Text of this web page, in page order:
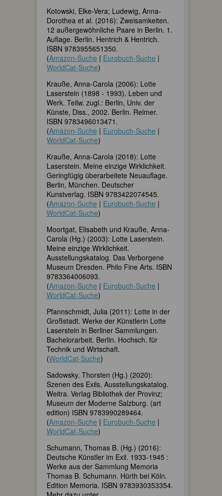
Kotowski, Elke-Vera; Ludewig, Anna-
Dorothea et al. (2016): Zweisamkeiten.
12 außergewöhnliche Paare in Berlin. 1.
Auflage. Berlin. Hentrich & Hentrich.
ISBN 9783955651350.
(Amazon-Suche | Eurobuch-Suche |
WorldCat-Suche)
Krauße, Anna-Carola (2006): Lotte
Laserstein (1898 - 1993). Leben und
Werk. Teilw. zugl.: Berlin, Univ. der
Künste, Diss., 2002. Berlin. Reimer.
ISBN 9783496013471.
(Amazon-Suche | Eurobuch-Suche |
WorldCat-Suche)
Krauße, Anna-Carola (2018): Lotte
Laserstein. Meine einzige Wirklichkeit.
Geringfügig überarbeitete Neuauflage.
Berlin, München. Deutscher
Kunstverlag. ISBN 9783422074545.
(Amazon-Suche | Eurobuch-Suche |
WorldCat-Suche)
Moortgat, Elisabeth und Krauße, Anna-
Carola (Hg.) (2003): Lotte Laserstein.
Meine einzige Wirklichkeit.
Ausstellungskatalog. Das Verborgene
Museum Dresden. Philo Fine Arts. ISBN
9783364006093.
(Amazon-Suche | Eurobuch-Suche |
WorldCat-Suche)
Pfannschmidt, Julia (2011): Lotte in der
Großstadt. Werke der Künstlerin Lotte
Laserstein in Berliner Sammlungen.
Bachelorarbeit. Berlin. Hochsch. für
Technik und Wirtschaft.
(WorldCat-Suche)
Sadowsky, Thorsten (Hg.) (2020):
Szenen des Exils. Ausstellungskatalog.
Weitra. Verlag Bibliothek der Provinz;
Museum der Moderne Salzburg. (art
edition) ISBN 9783990289464.
(Amazon-Suche | Eurobuch-Suche |
WorldCat-Suche)
Schumann, Thomas B. (Hg.) (2016):
Deutsche Künstler im Exil. 1933-1945 :
Werke aus der Sammlung Memoria
Thomas B. Schumann. Hürth bei Köln.
Edition Memoria. ISBN 9783930353354.